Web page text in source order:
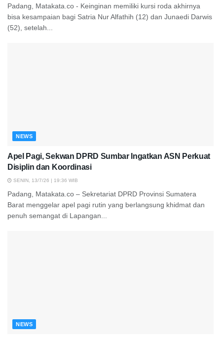
Padang, Matakata.co - Keinginan memiliki kursi roda akhirnya
bisa kesampaian bagi Satria Nur Alfathih (12) dan Junaedi Darwis
(52), setelah...
NEWS
Apel Pagi, Sekwan DPRD Sumbar Ingatkan ASN Perkuat
Disiplin dan Koordinasi
SENIN, 13/7/26 | 19:36 WIB
Padang, Matakata.co – Sekretariat DPRD Provinsi Sumatera
Barat menggelar apel pagi rutin yang berlangsung khidmat dan
penuh semangat di Lapangan...
NEWS